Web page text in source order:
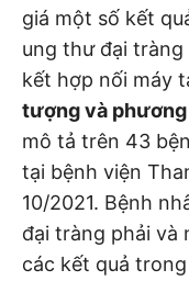
giá một số kết
ung thư đại
kết hợp nối máy
tượng và
mô tả trên 43
tại bệnh viện
10/2021. Bệnh
đại tràng phải và
các kết quả